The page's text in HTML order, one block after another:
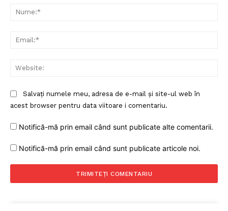
Salvați numele meu, adresa de e-mail și site-ul web în
acest browser pentru data viitoare i comentariu.
Notifică-mă prin email când sunt publicate alte comentarii.
Notifică-mă prin email când sunt publicate articole noi.